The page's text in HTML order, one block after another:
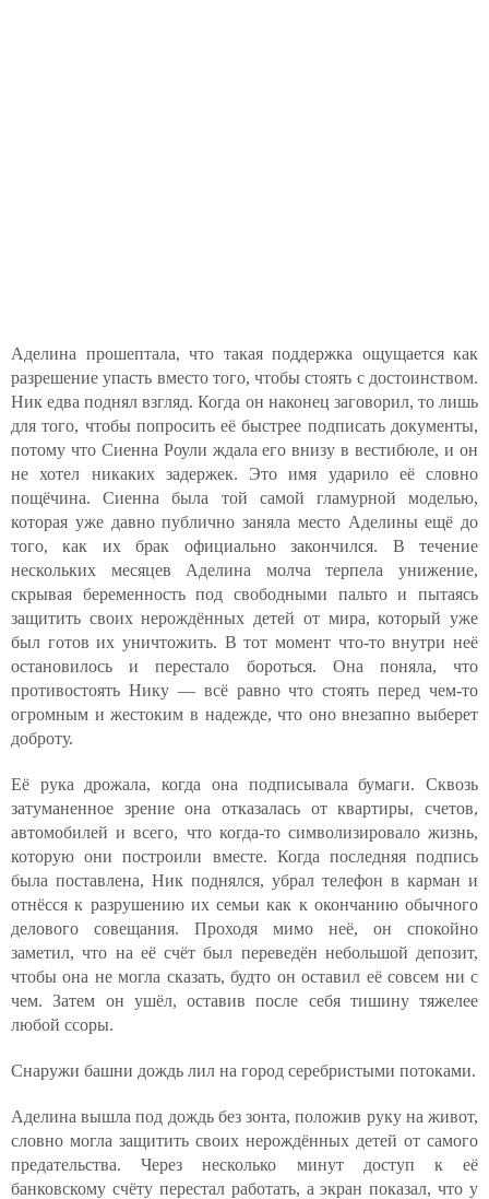
Аделина прошептала, что такая поддержка ощущается как
разрешение упасть вместо того, чтобы стоять с достоинством.
Ник едва поднял взгляд. Когда он наконец заговорил, то лишь
для того, чтобы попросить её быстрее подписать документы,
потому что Сиенна Роули ждала его внизу в вестибюле, и он
не хотел никаких задержек. Это имя ударило её словно
пощёчина. Сиенна была той самой гламурной моделью,
которая уже давно публично заняла место Аделины ещё до
того, как их брак официально закончился. В течение
нескольких месяцев Аделина молча терпела унижение,
скрывая беременность под свободными пальто и пытаясь
защитить своих нерождённых детей от мира, который уже
был готов их уничтожить. В тот момент что-то внутри неё
остановилось и перестало бороться. Она поняла, что
противостоять Нику — всё равно что стоять перед чем-то
огромным и жестоким в надежде, что оно внезапно выберет
доброту.
Её рука дрожала, когда она подписывала бумаги. Сквозь
затуманенное зрение она отказалась от квартиры, счетов,
автомобилей и всего, что когда-то символизировало жизнь,
которую они построили вместе. Когда последняя подпись
была поставлена, Ник поднялся, убрал телефон в карман и
отнёсся к разрушению их семьи как к окончанию обычного
делового совещания. Проходя мимо неё, он спокойно
заметил, что на её счёт был переведён небольшой депозит,
чтобы она не могла сказать, будто он оставил её совсем ни с
чем. Затем он ушёл, оставив после себя тишину тяжелее
любой ссоры.
Снаружи башни дождь лил на город серебристыми потоками.
Аделина вышла под дождь без зонта, положив руку на живот,
словно могла защитить своих нерождённых детей от самого
предательства. Через несколько минут доступ к её
банковскому счёту перестал работать, а экран показал, что у